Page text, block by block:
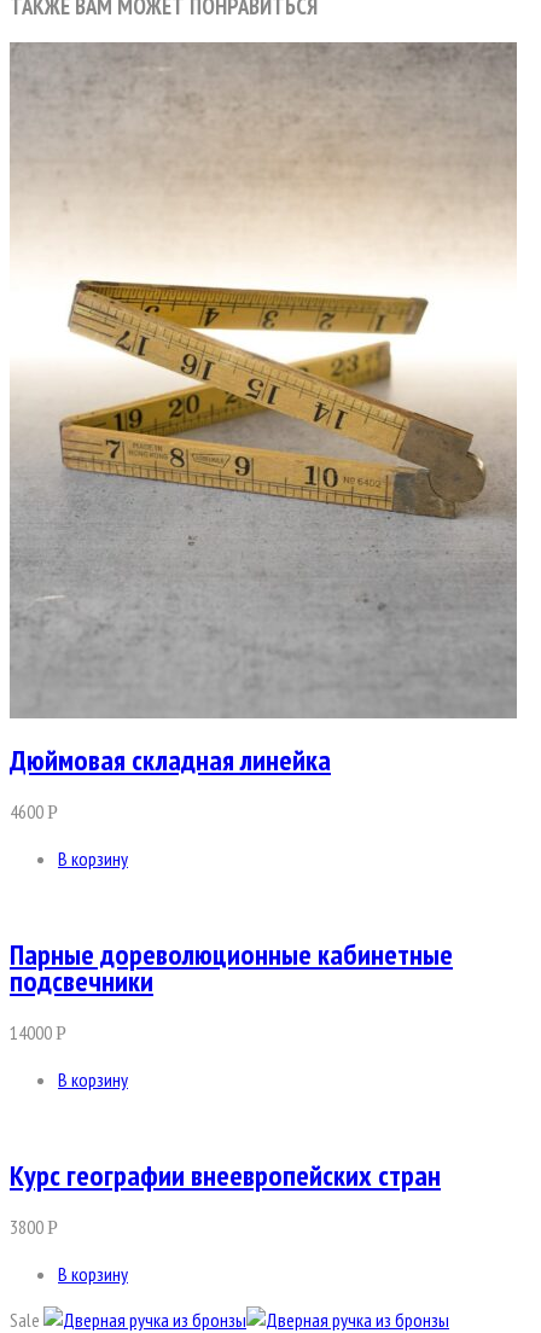
ТАКЖЕ ВАМ МОЖЕТ ПОНРАВИТЬСЯ
Дюймовая складная линейка
4600Р
В корзину
Парные дореволюционные кабинетные
подсвечники
14000Р
В корзину
Курс географии внеевропейских стран
3800Р
В корзину
Sale